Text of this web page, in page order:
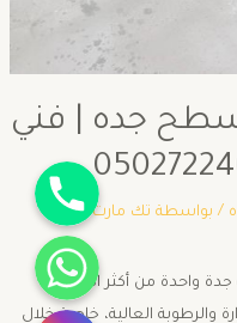
جده | فني
/ بواسطة تك مارت شركة
واحدة من أكثر المدن
والرطوبة العالية، خاصة خلال
جوال
واتساب
انستقرام